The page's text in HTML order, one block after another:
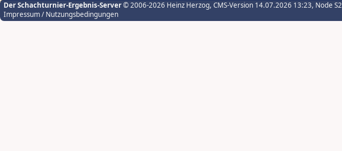
Der Schachturnier-Ergebnis-Server© 2006-2026 Heinz Herzog, CMS-Version 14.07.2026 13:23, Node S2
Impressum / Nutzungsbedingungen